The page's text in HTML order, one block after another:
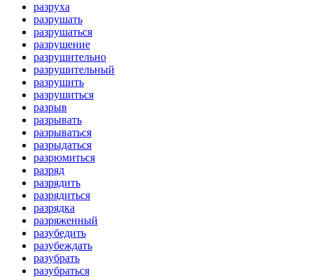
разруха
разрушать
разрушаться
разрушение
разрушительно
разрушительный
разрушить
разрушиться
разрыв
разрывать
разрываться
разрыдаться
разрюмиться
разряд
разрядить
разрядиться
разрядка
разряженный
разубедить
разубеждать
разубрать
разубраться